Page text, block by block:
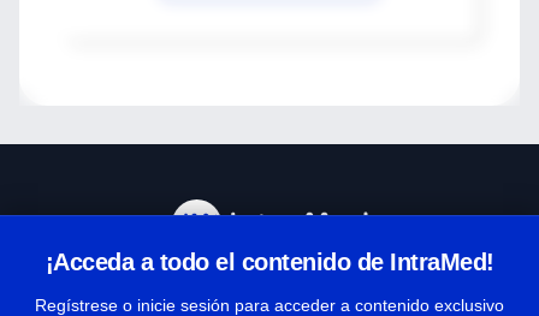
¡Acceda a todo el contenido de IntraMed!
Regístrese o inicie sesión para acceder a contenido exclusivo